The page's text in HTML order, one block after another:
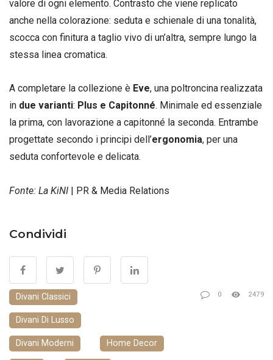
valore di ogni elemento. Contrasto che viene replicato
anche nella colorazione: seduta e schienale di una tonalità,
scocca con finitura a taglio vivo di un’altra, sempre lungo la
stessa linea cromatica.
A completare la collezione è Eve, una poltroncina realizzata
in due varianti: Plus e Capitonné. Minimale ed essenziale
la prima, con lavorazione a capitonné la seconda. Entrambe
progettate secondo i principi dell’ergonomia, per una
seduta confortevole e delicata.
Fonte: La KiNI | PR & Media Relations
Condividi
Divani Classici
Divani Di Lusso
Divani Moderni Home Decor
0 2479